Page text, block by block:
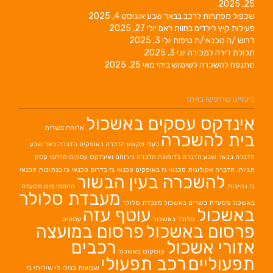
25, 2025
שכפול מפתחות לרכב בבאר שבעאוגוסט 4, 2025
פעילות קיץ לילדים בחוות ראם יולי 27, 2025
דרוש /ה טכנאי/ת טיפוח יולי 3, 2025
תכולת דירה למכירה יוני 3, 2025
מתנפח להשכרה לשימוש ביתי מאי 25, 2025
ביטויים שחיפשו באתר
אינדקס עסקים באשכול ארוחה בשרית
בית להשכרה בעלי מקצוע הדברה באופקים הדברה באר שבע
הדברה בבאר שבע הדברה בדימונה הדברה בירוחם ואינדקס עסקים מרחבי עסק
תגיות: הדברה אקולוגית טכנאי גז באופקים טכנאי גז בדרום טכנאי גז בנתיבות טכנאי
גז נתיבות להשכרה בעין הבשור מחממי מים מסעדה
באשכול מסעדת בשרים באשכול מעבדת סלולר מעבדת סלולר
באשכול סלולר באשכול עוטף עזה עסקים
פרסום באשכול פרסום במועצה
אזורי אשכול קוסקוס באשכול רכבים
תפעוליים רכב תפעולי שבועות בגילו לי שירותי גז